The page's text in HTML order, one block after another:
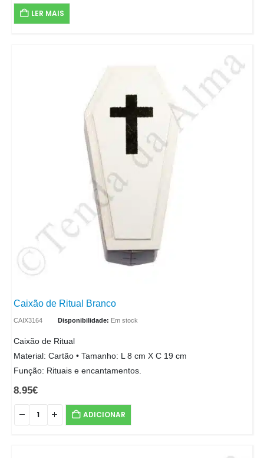
LER MAIS
Caixão de Ritual Branco
CAIX3164 Disponibilidade: Em stock
Caixão de Ritual
Material: Cartão • Tamanho: L 8 cm X C 19 cm
Função: Rituais e encantamentos.
8.95€
ADICIONAR